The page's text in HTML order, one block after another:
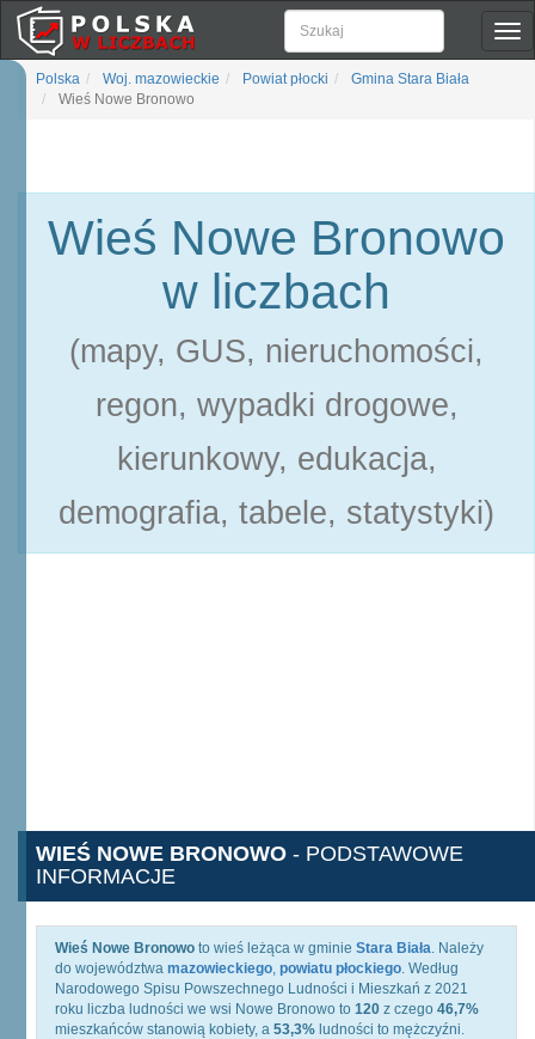
Polska Woj. mazowieckie Powiat płocki
Gmina Stara Biała
Wieś Nowe Bronowo
Wieś Nowe Bronowo
w liczbach
(mapy, GUS, nieruchomości,
regon, wypadki drogowe,
kierunkowy, edukacja,
demografia, tabele, statystyki)
WIEŚ NOWE BRONOWO - PODSTAWOWE
INFORMACJE
Wieś Nowe Bronowo to wieś leżąca w gminie Stara Biała. Należy
do województwa mazowieckiego, powiatu płockiego. Według
Narodowego Spisu Powszechnego Ludności i Mieszkań z 2021
roku liczba ludności we wsi Nowe Bronowo to 120 z czego 46,7%
mieszkańców stanowią kobiety, a 53,3% ludności to mężczyźni.